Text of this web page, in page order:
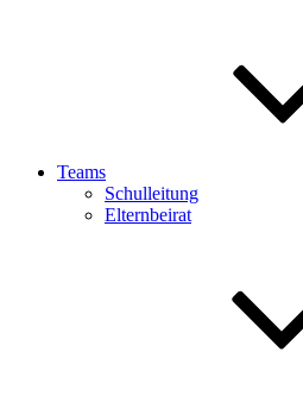
Teams
Schulleitung
Elternbeirat